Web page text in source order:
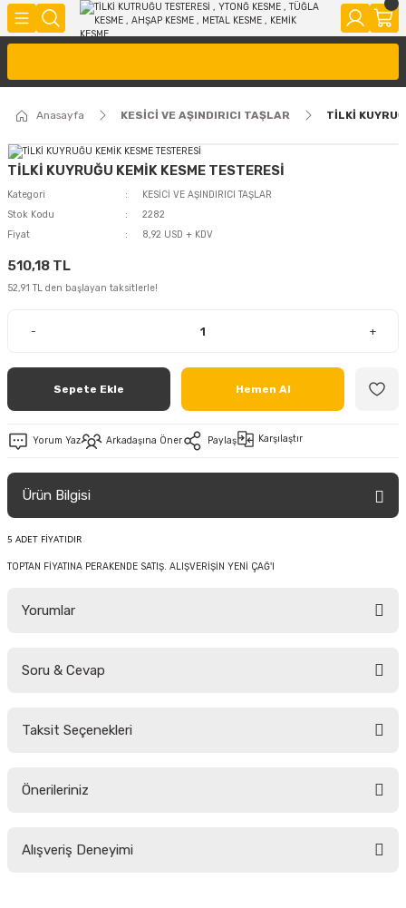
Anasayfa KESİCİ VE AŞINDIRICI TAŞLAR TİLKİ
TİLKİ KUYRUĞU KEMİK KESME TESTERESİ
Kategori
KESİCİ VE AŞINDIRICI TAŞLAR
Stok Kodu
2282
Fiyat
8,92 USD + KDV
510,18 TL
52,91 TL den başlayan taksitlerle!
- +
Sepete Ekle Hemen Al
Yorum Yaz Arkadaşına Öner Paylaş Karşılaştır
Ürün Bilgisi
5 ADET FİYATIDIR
TOPTAN FİYATINA PERAKENDE SATIŞ. ALIŞVERİŞİN YENİ ÇAĞ'I
Yorumlar
Soru & Cevap
Taksit Seçenekleri
Önerileriniz
yetersiz gördüğünüz noktaları öneri formunu kullanarak tarafımıza
Alışveriş Deneyimi